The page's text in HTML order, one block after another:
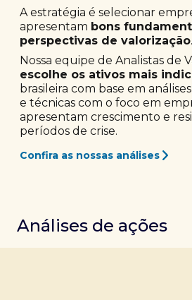
A estratégia é selecionar
apresentam bons
perspectivas de valorização.
Nossa equipe de Analistas de
escolhe os ativos mais
brasileira com base em
e técnicas com o foco em
apresentam crescimento e
períodos de crise.
Confira as nossas análises
Análises de ações